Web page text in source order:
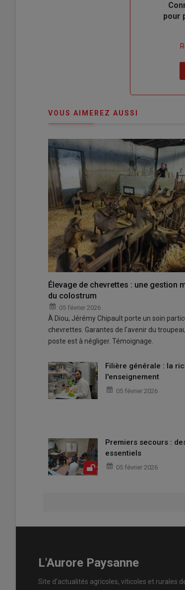
Body
pour
VOUS AIMEREZ AUSSI
Élevage de chevrettes : une gestion
du colostrum
05 février 2026
À Diou, Jérémy Chipault porte un soin
chevrettes. Garantes de l'avenir du
poste est à négliger. Témoignage.
Filière générale : la
l'enseignement
05 février 2026
Premiers secours :
essentiels
05 février 2026
L'Aurore Paysanne
Site d'actualités agricoles, viticoles et rurales